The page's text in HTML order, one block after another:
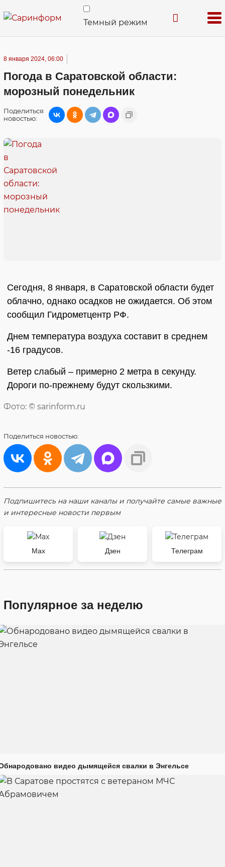
Темный режим
8 января 2024, 06:00
Погода в Саратовской области:
морозный понедельник
Поделиться
новостью:
Сегодня, 8 января, в Саратовской области будет
облачно, однако осадков не ожидается. Об этом
сообщил Гидрометцентр РФ.
Днем температура воздуха составит в среднем
-16 градусов.
Ветер слабый – примерно 2 метра в секунду.
Дороги по-прежнему будут скользкими.
Фото: © sarinform.ru
Поделиться новостью:
Подпишитесь на наши каналы и получайте самые важные
и интересные новости первым
Max Дзен Телеграм
Популярное за неделю
видео дымящейся свалки в Энгельсе